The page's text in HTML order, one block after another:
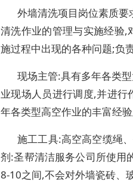
外墙清洗项目岗位素质
清洗作业的管理与实施经验
施过程中出现的各种问题;负
现场主管:具有多年各类
业现场人员进行调度,并进
年各类型高空作业的丰富经
施工工具:高空高空缆绳
剂:圣帮清洁服务公司所使用
8-10之间,不会对外墙瓷砖、